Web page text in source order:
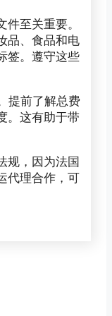
至关重要。
品、食品和电
签。遵守这些
提前了解总费
。这有助于带
规，因为法国
代理合作，可